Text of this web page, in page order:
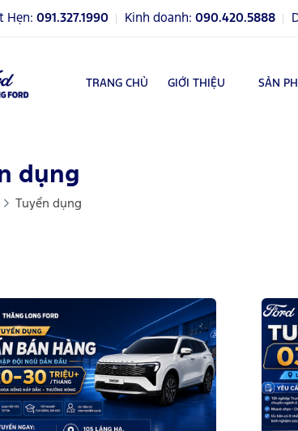
Hẹn: 091.327.1990 Kinh doanh: 090.420.5888
TRANG CHỦ GIỚI THIỆU SẢN
dụng
Tuyển dụng